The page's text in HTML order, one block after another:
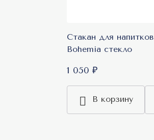
Стакан для напитков
Bohemia стекло
1 050 ₽
В корзину